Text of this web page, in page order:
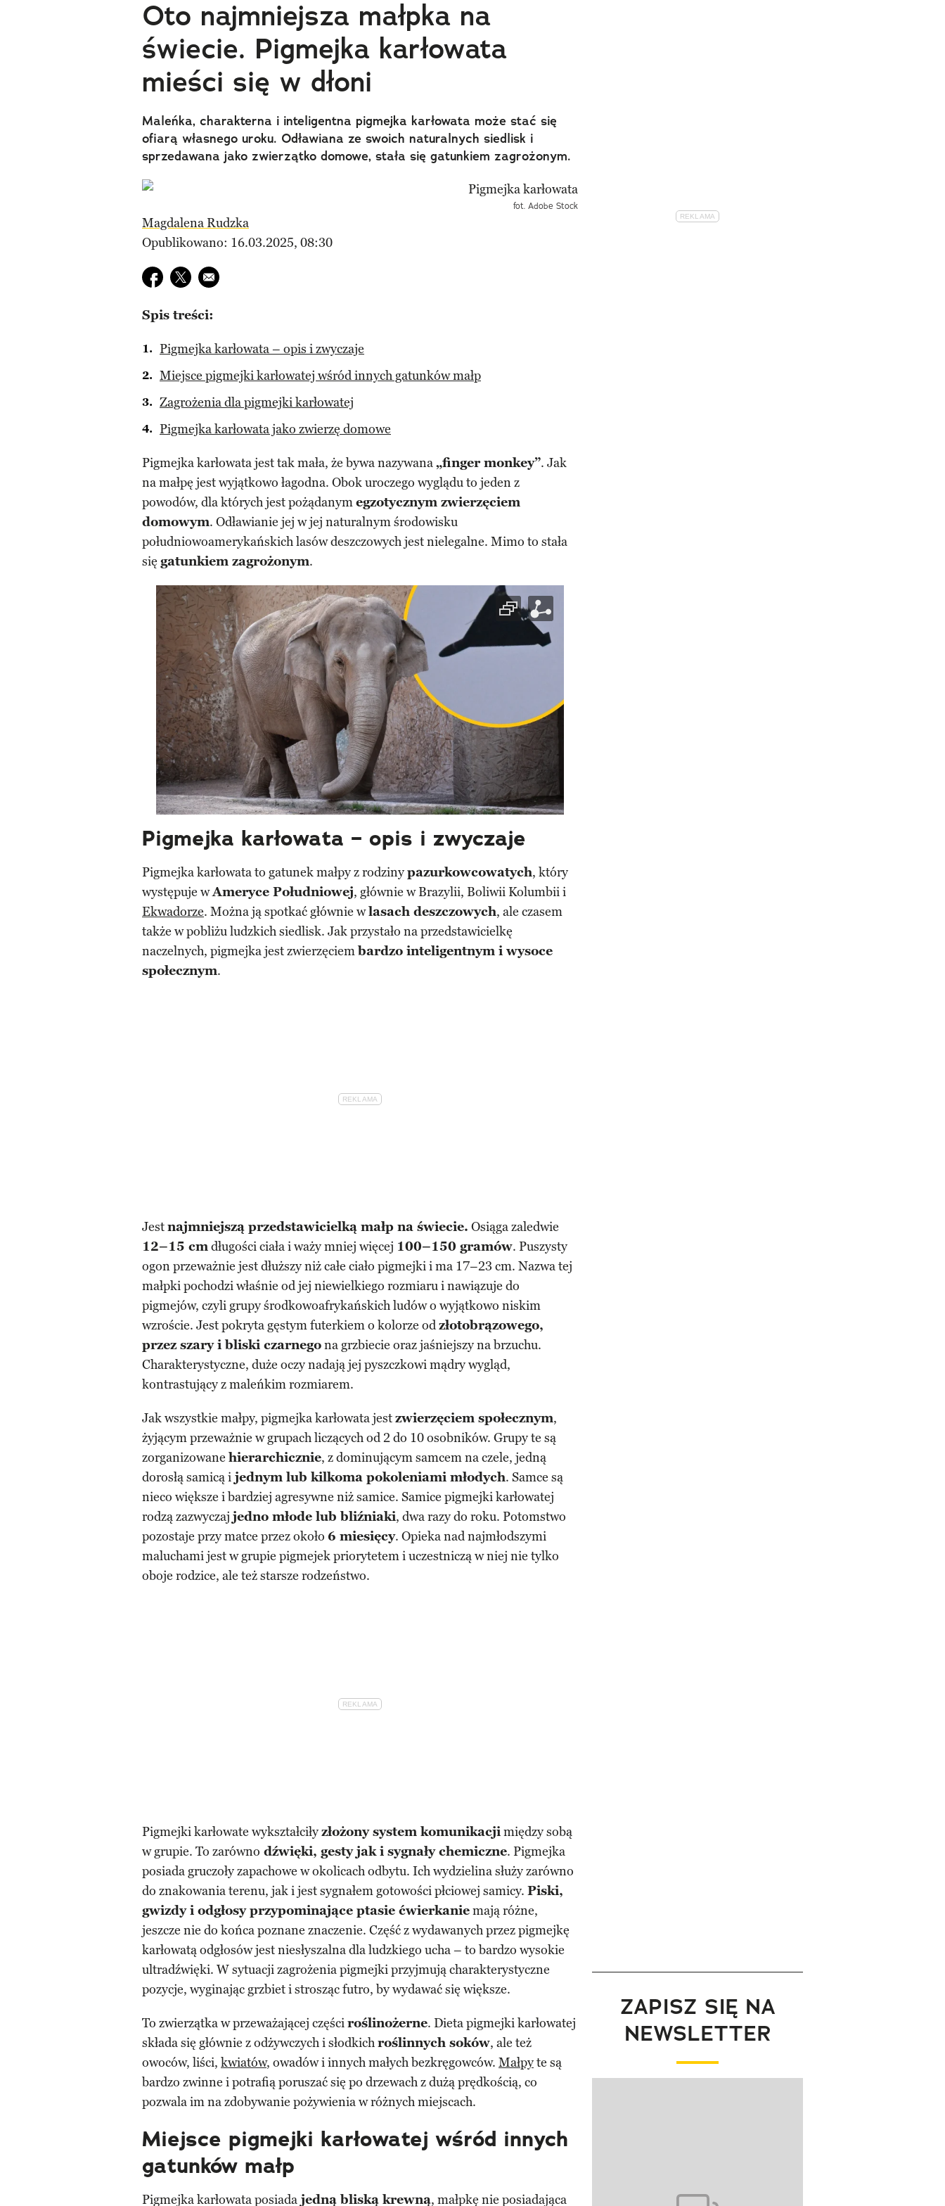
Oto najmniejsza małpka na
świecie. Pigmejka karłowata
mieści się w dłoni
Maleńka, charakterna i inteligentna pigmejka karłowata może stać się
ofiarą własnego uroku. Odławiana ze swoich naturalnych siedlisk i
sprzedawana jako zwierzątko domowe, stała się gatunkiem zagrożonym.
fot. Adobe Stock
Magdalena Rudzka
Opublikowano: 16.03.2025, 08:30
Udostępnij na facebook
Udostępnij na twitter
E-mail do przyjaciela
Spis treści:
Pigmejka karłowata – opis i zwyczaje
Miejsce pigmejki karłowatej wśród innych gatunków małp
Zagrożenia dla pigmejki karłowatej
Pigmejka karłowata jako zwierzę domowe
Pigmejka karłowata jest tak mała, że bywa nazywana„finger monkey”. Jak
na małpę jest wyjątkowo łagodna. Obok uroczego wyglądu to jeden z
powodów, dla których jest pożądanymegzotycznym zwierzęciem
domowym. Odławianie jej w jej naturalnym środowisku
południowoamerykańskich lasów deszczowych jest nielegalne. Mimo to stała
się gatunkiem zagrożonym.
Pigmejka karłowata – opis i zwyczaje
Pigmejka karłowata to gatunek małpy z rodzinypazurkowcowatych, który
występuje wAmeryce Południowej, głównie w Brazylii, Boliwii Kolumbii i
Ekwadorze. Można ją spotkać głównie wlasach deszczowych, ale czasem
także w pobliżu ludzkich siedlisk. Jak przystało na przedstawicielkę
naczelnych, pigmejka jest zwierzęciembardzo inteligentnym i wysoce
społecznym.
Jestnajmniejszą przedstawicielką małp na świecie. Osiąga zaledwie
12–15 cmdługości ciała i waży mniej więcej 100–150 gramów. Puszysty
ogon przeważnie jest dłuższy niż całe ciało pigmejki i ma 17–23 cm. Nazwa tej
małpki pochodzi właśnie od jej niewielkiego rozmiaru i nawiązuje do
pigmejów, czyli grupy środkowoafrykańskich ludów o wyjątkowo niskim
wzroście. Jest pokryta gęstym futerkiem o kolorze odzłotobrązowego,
przez szary i bliski czarnegona grzbiecie oraz jaśniejszy na brzuchu.
Charakterystyczne, duże oczy nadają jej pyszczkowi mądry wygląd,
kontrastujący z maleńkim rozmiarem.
Jak wszystkie małpy, pigmejka karłowata jestzwierzęciem społecznym,
żyjącym przeważnie w grupach liczących od 2 do 10 osobników. Grupy te są
zorganizowane hierarchicznie, z dominującym samcem na czele, jedną
dorosłą samicą i jednym lub kilkoma pokoleniami młodych. Samce są
nieco większe i bardziej agresywne niż samice. Samice pigmejki karłowatej
rodzą zazwyczaj jedno młode lub bliźniaki, dwa razy do roku. Potomstwo
pozostaje przy matce przez około 6 miesięcy. Opieka nad najmłodszymi
maluchami jest w grupie pigmejek priorytetem i uczestniczą w niej nie tylko
oboje rodzice, ale też starsze rodzeństwo.
Pigmejki karłowate wykształciłyzłożony system komunikacjimiędzy sobą
w grupie. To zarówno dźwięki, gesty jak i sygnały chemiczne. Pigmejka
posiada gruczoły zapachowe w okolicach odbytu. Ich wydzielina służy zarówno
do znakowania terenu, jak i jest sygnałem gotowości płciowej samicy. Piski,
gwizdy i odgłosy przypominające ptasie ćwierkaniemają różne,
jeszcze nie do końca poznane znaczenie. Część z wydawanych przez pigmejkę
karłowatą odgłosów jest niesłyszalna dla ludzkiego ucha – to bardzo wysokie
ultradźwięki. W sytuacji zagrożenia pigmejki przyjmują charakterystyczne
pozycje, wyginając grzbiet i strosząc futro, by wydawać się większe.
To zwierzątka w przeważającej częściroślinożerne. Dieta pigmejki karłowatej
składa się głównie z odżywczych i słodkichroślinnych soków, ale też
owoców, liści, kwiatów, owadów i innych małych bezkręgowców. Małpyte są
bardzo zwinne i potrafią poruszać się po drzewach z dużą prędkością, co
pozwala im na zdobywanie pożywienia w różnych miejscach.
Miejsce pigmejki karłowatej wśród innych
gatunków małp
Pigmejka karłowata posiada jedną bliską krewną, małpkę nie posiadająca
ZAPISZ SIĘ NA
NEWSLETTER